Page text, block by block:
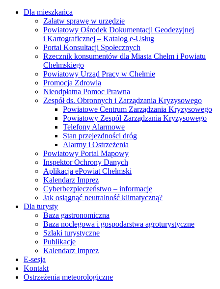
Dla mieszkańca
Załatw sprawę w urzędzie
Powiatowy Ośrodek Dokumentacji Geodezyjnej
i Kartograficznej – Katalog e-Usług
Portal Konsultacji Społecznych
Rzecznik konsumentów dla Miasta Chełm i Powiatu
Chełmskiego
Powiatowy Urząd Pracy w Chełmie
Promocja Zdrowia
Nieodpłatna Pomoc Prawna
Zespół ds. Obronnych i Zarządzania Kryzysowego
Powiatowe Centrum Zarządzania Kryzysowego
Powiatowy Zespół Zarządzania Kryzysowego
Telefony Alarmowe
Stan przejezdności dróg
Alarmy i Ostrzeżenia
Powiatowy Portal Mapowy
Inspektor Ochrony Danych
Aplikacja ePowiat Chełmski
Kalendarz Imprez
Cyberbezpieczeństwo – informacje
Jak osiągnąć neutralność klimatyczną?
Dla turysty
Baza gastronomiczna
Baza noclegowa i gospodarstwa agroturystyczne
Szlaki turystyczne
Publikacje
Kalendarz Imprez
E-sesja
Kontakt
Ostrzeżenia meteorologiczne